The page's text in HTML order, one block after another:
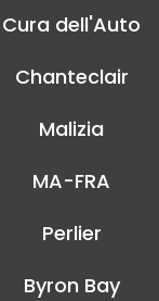
Cura dell'Auto
Chanteclair
Malizia
MA-FRA
Perlier
Byron Bay